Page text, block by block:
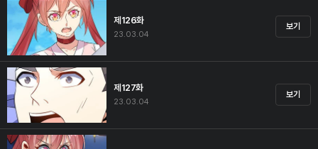
제126화
23.03.04
보기
제127화
23.03.04
보기